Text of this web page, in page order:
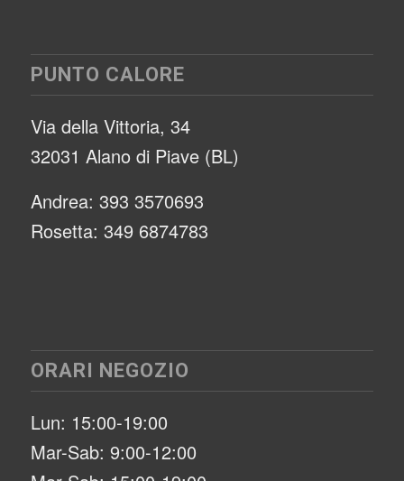
PUNTO CALORE
Via della Vittoria, 34
32031 Alano di Piave (BL)
Andrea: 393 3570693
Rosetta: 349 6874783
ORARI NEGOZIO
Lun: 15:00-19:00
Mar-Sab: 9:00-12:00